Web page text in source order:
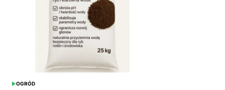
POSTED
OGRÓD